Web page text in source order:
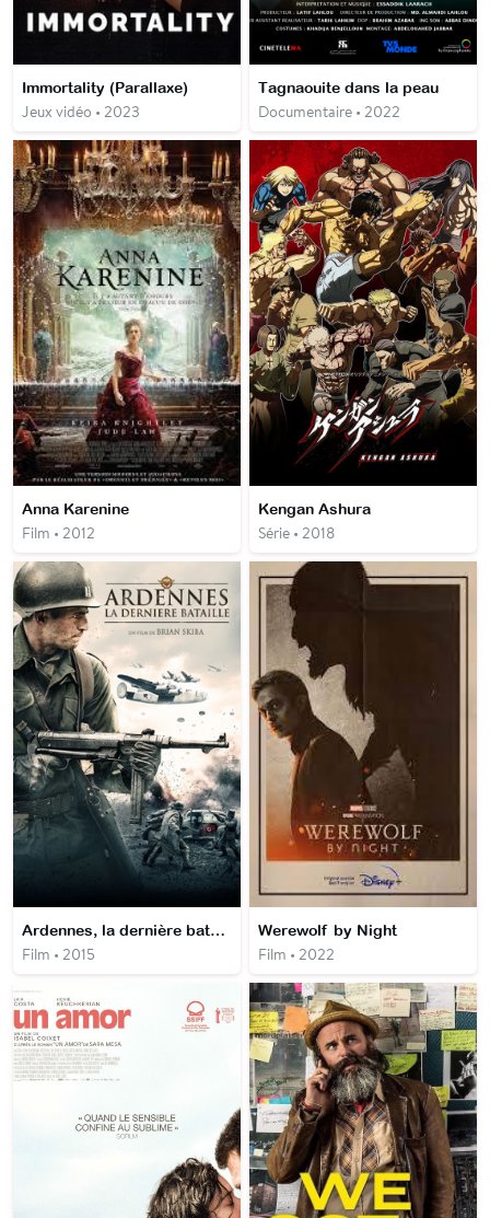
Immortality (Parallaxe)
Jeux vidéo • 2023
Tagnaouite dans la peau
Documentaire • 2022
Anna Karenine
Film • 2012
Kengan Ashura
Série • 2018
Ardennes, la dernière bataille
Film • 2015
Werewolf by Night
Film • 2022